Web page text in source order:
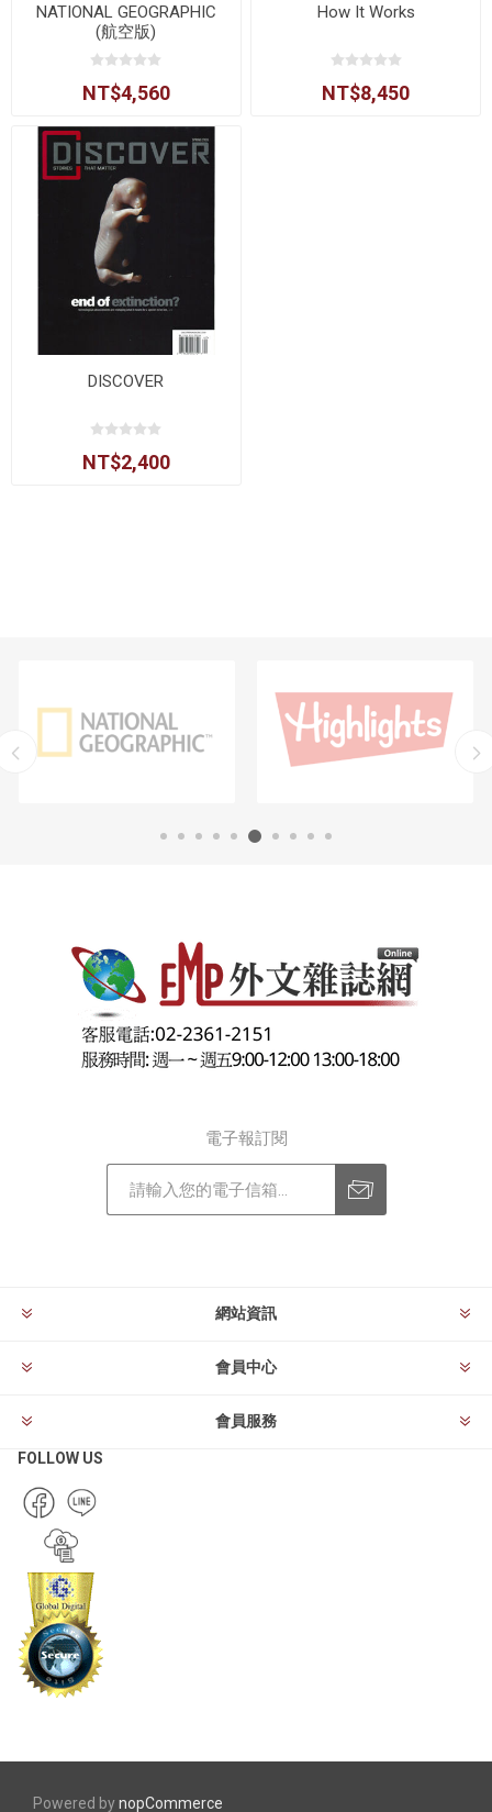
NATIONAL GEOGRAPHIC
(航空版)
NT$4,560
How It Works
NT$8,450
DISCOVER
NT$2,400
電子報訂閱
網站資訊
會員中心
會員服務
FOLLOW US
Powered bynopCommerce